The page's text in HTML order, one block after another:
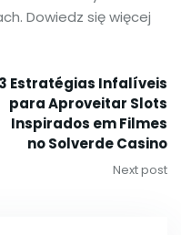
Dowiedz się więcej
3 Estratégias Infalíveis
para Aproveitar Slots
Inspirados em Filmes
no Solverde Casino
Next post